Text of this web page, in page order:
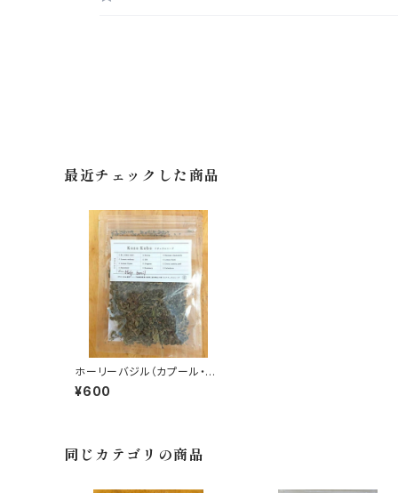
最近チェックした商品
ホーリーバジル（カプール・ト
ゥルシー）5g
¥600
同じカテゴリの商品